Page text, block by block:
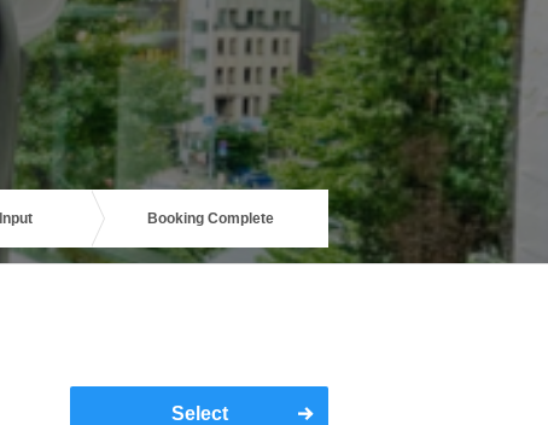
Input Booking Complete
Select